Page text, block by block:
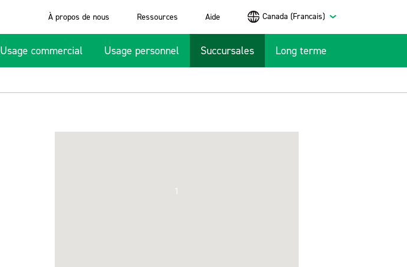
À propos de nous Ressources Aide Canada (Francais)
Usage commercial Usage personnel Succursales Long terme
1